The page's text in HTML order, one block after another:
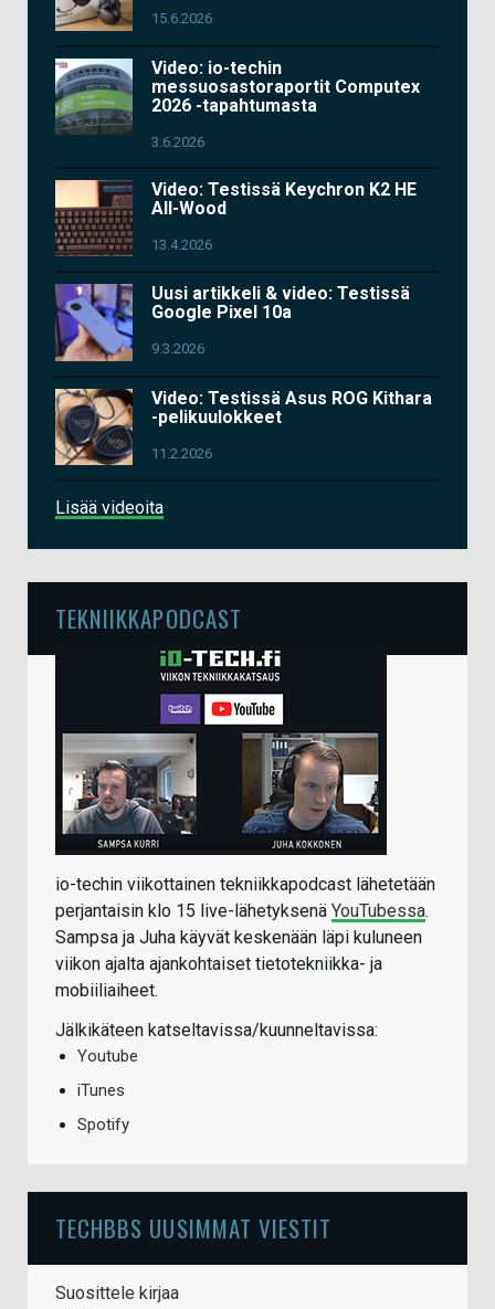
15.6.2026
Video: io-techin
messuosastoraportit Computex
2026 -tapahtumasta
3.6.2026
Video: Testissä Keychron K2 HE
All-Wood
13.4.2026
Uusi artikkeli & video: Testissä
Google Pixel 10a
9.3.2026
Video: Testissä Asus ROG Kithara
-pelikuulokkeet
11.2.2026
Lisää videoita
TEKNIIKKAPODCAST
io-techin viikottainen tekniikkapodcast lähetetään
perjantaisin klo 15 live-lähetyksenä YouTubessa.
Sampsa ja Juha käyvät keskenään läpi kuluneen
viikon ajalta ajankohtaiset tietotekniikka- ja
mobiiliaiheet.
Jälkikäteen katseltavissa/kuunneltavissa:
Youtube
iTunes
Spotify
TECHBBS UUSIMMAT VIESTIT
Suosittele kirjaa